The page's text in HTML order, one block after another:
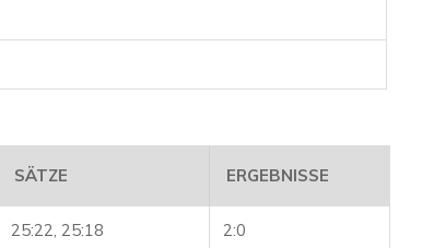
SÄTZE ERGEBNISSE
25:22, 25:18 2:0